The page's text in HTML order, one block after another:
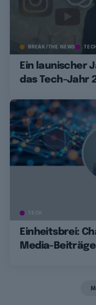
BREAK/THE NEWS TECH
Ein launischer
das Tech-Jahr
TECH
Einheitsbrei:
Media-